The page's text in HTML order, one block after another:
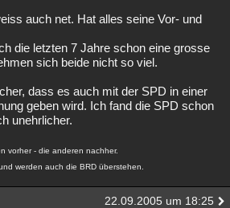
auch net. Hat alles seine Vor- und
die letzten 7 Jahre schon eine grosse
sich beide nicht so viel.
dass es auch mit der SPD in einer
geben wird. Ich fand die SPD schon
unehrlicher.
vorher - die anderen nachher.
werden auch die BRD überstehen.
22.09.2005 um 18:25